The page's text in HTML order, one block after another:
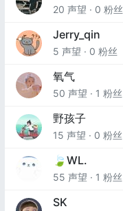
20 声望 · 0 粉丝
Jerry_qin
5 声望 · 0 粉丝
氧气
50 声望 · 1 粉丝
野孩子
15 声望 · 0 粉丝
🍃WL.
55 声望 · 1 粉丝
SK